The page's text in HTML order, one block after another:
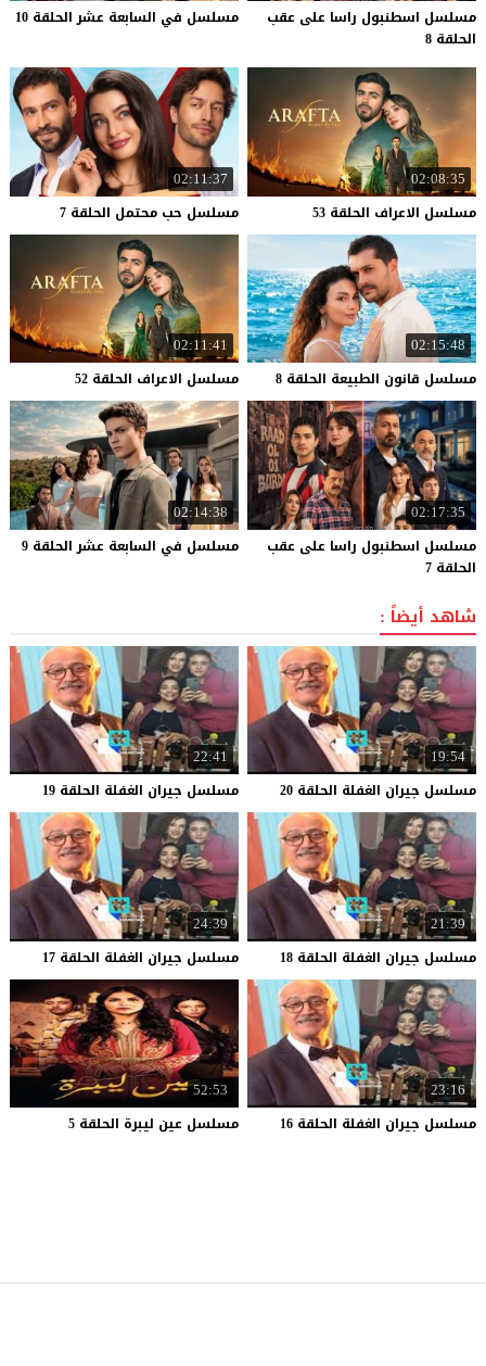
مسلسل اسطنبول راسا على عقب
الحلقة 8
مسلسل في السابعة عشر الحلقة 10
02:08:35
مسلسل الاعراف الحلقة 53
02:11:37
مسلسل حب محتمل الحلقة 7
02:15:48
مسلسل قانون الطبيعة الحلقة 8
02:11:41
مسلسل الاعراف الحلقة 52
02:17:35
مسلسل اسطنبول راسا على عقب
الحلقة 7
02:14:38
مسلسل في السابعة عشر الحلقة 9
شاهد أيضاً :
19:54
مسلسل جيران الغفلة الحلقة 20
22:41
مسلسل جيران الغفلة الحلقة 19
21:39
مسلسل جيران الغفلة الحلقة 18
24:39
مسلسل جيران الغفلة الحلقة 17
23:16
مسلسل جيران الغفلة الحلقة 16
52:53
مسلسل عين ليبرة الحلقة 5